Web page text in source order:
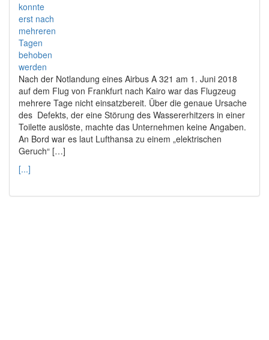
Nach der Notlandung eines Airbus A 321 am 1. Juni 2018
auf dem Flug von Frankfurt nach Kairo war das Flugzeug
mehrere Tage nicht einsatzbereit. Über die genaue Ursache
des Defekts, der eine Störung des Wassererhitzers in einer
Toilette auslöste, machte das Unternehmen keine Angaben.
An Bord war es laut Lufthansa zu einem „elektrischen
Geruch“ […]
[...]